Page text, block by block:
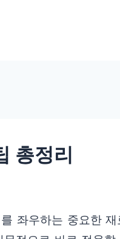
총정리
좌우하는 중요한